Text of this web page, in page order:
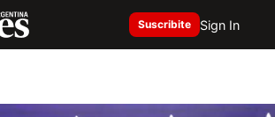
Suscribite Sign In